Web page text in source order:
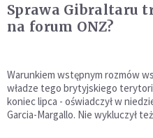
Sprawa Gibraltaru
na forum ONZ?
Warunkiem wstępnym rozmów
władze tego brytyjskiego
koniec lipca - oświadczył w
Garcia-Margallo. Nie wykluczył